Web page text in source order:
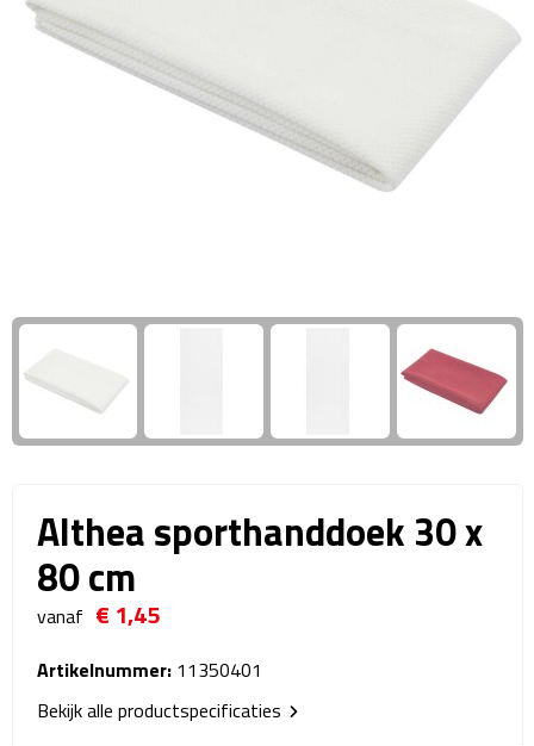
Business trolleys
Documententassen
Reistassen & Trolleys
Reistassen
Trolleys
Reistassensets
Weekendtassen
Duffeltassen
Autotassen
Giftcards
Wellness Giftsets
Althea sporthanddoek 30 x
80 cm
vanaf € 1,45
Artikelnummer: 11350401
Bekijk alle productspecificaties